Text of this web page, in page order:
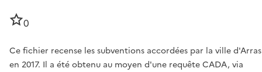
0
Ce fichier recense les subventions accordées par la ville d'Arras
en 2017. Il a été obtenu au moyen d'une requête CADA, via